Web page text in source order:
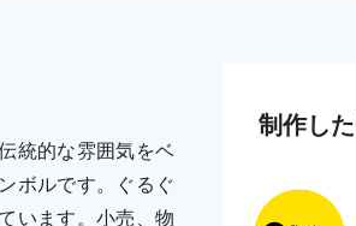
統的な雰囲気をベ
ボルです。ぐるぐ
います。小売、物
制作した